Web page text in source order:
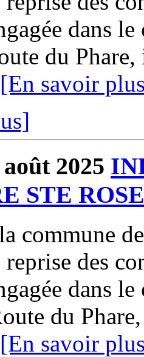
dans
du
[En savoir
2025
STE ROSE
commune
des
dans
du
[En savoir